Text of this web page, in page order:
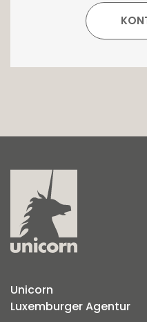
Unicorn
Luxemburger Agentur